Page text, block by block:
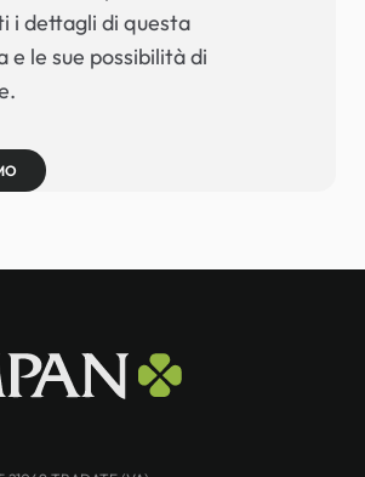
i dettagli di questa
e le sue possibilità di